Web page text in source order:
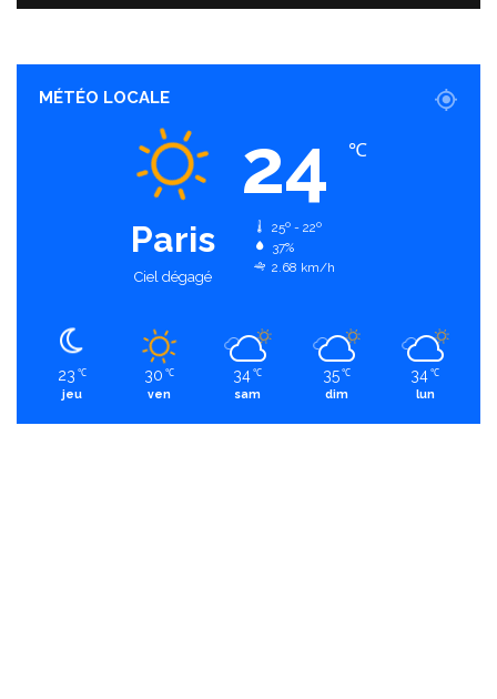
MÉTÉO LOCALE
Paris
Ciel dégagé
24 ℃
25º - 22º
37%
2.68 km/h
23 ℃
jeu
30 ℃
ven
34 ℃
sam
35 ℃
dim
34 ℃
lun